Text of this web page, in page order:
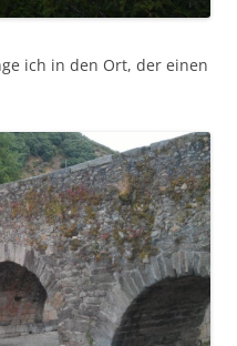
ich in den Ort, der einen